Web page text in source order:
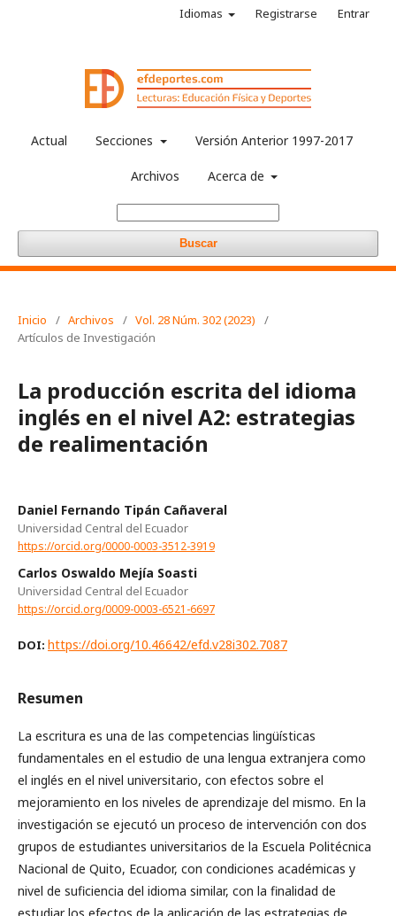
Actual Secciones Versión Anterior 1997-2017
Archivos Acerca de
Buscar
Idiomas Registrarse Entrar
Inicio / Archivos / Vol. 28 Núm. 302 (2023)
/
Artículos de Investigación
La producción escrita del idioma
inglés en el nivel A2: estrategias
de realimentación
Daniel Fernando Tipán Cañaveral
Universidad Central del Ecuador
https://orcid.org/0000-0003-3512-3919
Carlos Oswaldo Mejía Soasti
Universidad Central del Ecuador
https://orcid.org/0009-0003-6521-6697
DOI: https://doi.org/10.46642/efd.v28i302.7087
Resumen
La escritura es una de las competencias lingüísticas
fundamentales en el estudio de una lengua extranjera como
el inglés en el nivel universitario, con efectos sobre el
mejoramiento en los niveles de aprendizaje del mismo. En la
investigación se ejecutó un proceso de intervención con dos
grupos de estudiantes universitarios de la Escuela Politécnica
Nacional de Quito, Ecuador, con condiciones académicas y
nivel de suficiencia del idioma similar, con la finalidad de
estudiar los efectos de la aplicación de las estrategias de